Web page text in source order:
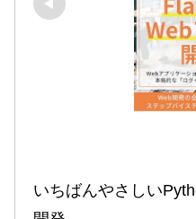
いちばんやさしい